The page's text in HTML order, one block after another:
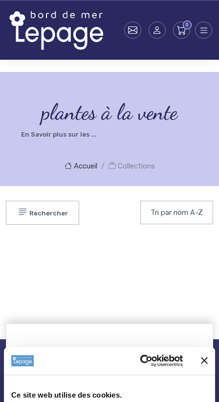
Ce site web utilise des cookies.
plantes à la vente
En Savoir plus sur les ...
Accueil Collections
Rechercher
nos plantes